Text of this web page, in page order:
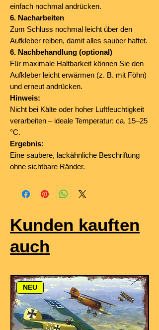
einfach nochmal andrücken.
6. Nacharbeiten
Zum Schluss nochmal leicht über den
Aufkleber reiben, damit alles sauber haftet.
6. Nachbehandlung (optional)
Für maximale Haltbarkeit können Sie den
Aufkleber leicht erwärmen (z. B. mit Föhn)
und erneut andrücken.
Hinweis:
Nicht bei Kälte oder hoher Luftfeuchtigkeit
verarbeiten – ideale Temperatur: ca. 15–25
°C.
Ergebnis:
Eine saubere, lackähnliche Beschriftung
ohne sichtbare Ränder.
Kunden kauften
auch
NEU